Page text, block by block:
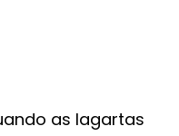
as lagartas